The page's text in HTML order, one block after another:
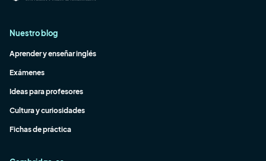
Nuestro blog
Aprender y enseñar inglés
Exámenes
Ideas para profesores
Cultura y curiosidades
Fichas de práctica